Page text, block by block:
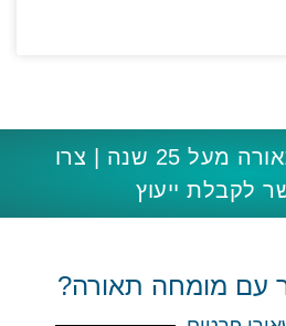
'מנורץ' מומחי תאורה מעל 25 שנה | צרו
לקבלת ייעוץ
עם מומחה תאורה?